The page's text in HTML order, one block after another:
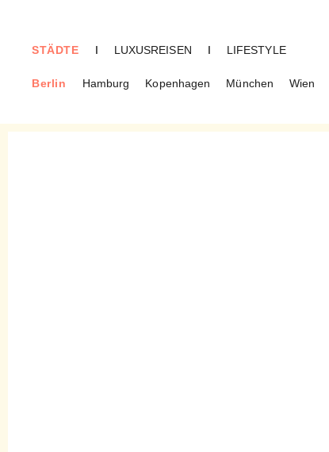
STÄDTE
Berlin Hamburg Kopenhagen München Wien
I LUXUSREISEN I LIFESTYLE